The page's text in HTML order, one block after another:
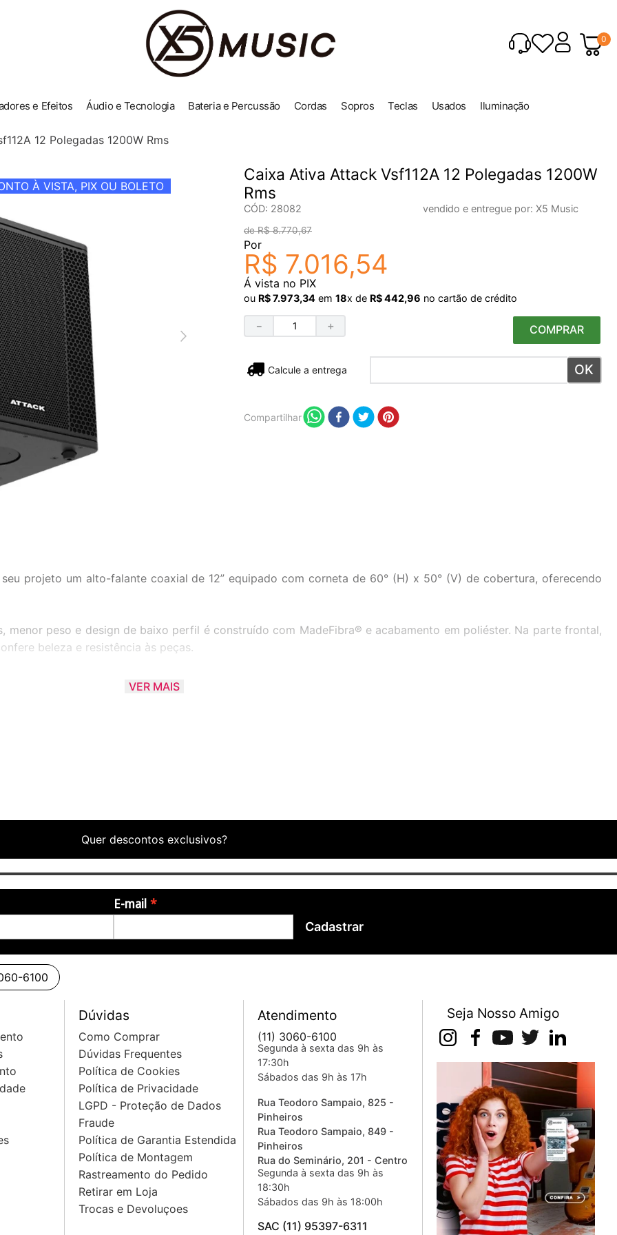
0
e Efeitos Áudio e Tecnologia Bateria e Percussão Cordas Sopros Teclas Usados Iluminação
12 Polegadas 1200W Rms
À VISTA, PIX OU BOLETO
Caixa Ativa Attack Vsf112A 12 Polegadas 1200W
Rms
CÓD: 28082 vendido e entregue por: X5 Music
R$ 8.770,67
Por
R$ 7.016,54
Á vista no PIX
ou R$7.973,34 em 18x de R$442,96 no cartão de crédito
＋
－ COMPRAR
Não sei meu CEP
Compartilhar
projeto um alto-falante coaxial de 12” equipado com corneta de 60° (H) x 50° (V) de cobertura, oferecendo
menor peso e design de baixo perfil é construído com MadeFibra® e acabamento em poliéster. Na parte frontal,
beleza e resistência às peças.
rms
VER MAIS
Quer descontos exclusivos?
E-mail
Cadastrar
6100
Dúvidas
Como Comprar
Dúvidas Frequentes
Política de Cookies
Política de Privacidade
LGPD - Proteção de Dados
Fraude
Política de Garantia Estendida
Política de Montagem
Rastreamento do Pedido
Retirar em Loja
Trocas e Devoluçoes
Atendimento
(11) 3060-6100
Segunda à sexta das 9h às
17:30h
Sábados das 9h às 17h
Rua Teodoro Sampaio, 825 -
Pinheiros
Rua Teodoro Sampaio, 849 -
Pinheiros
Rua do Seminário, 201 - Centro
Segunda à sexta das 9h às
18:30h
Sábados das 9h às 18:00h
SAC (11) 95397-6311
Seja Nosso Amigo